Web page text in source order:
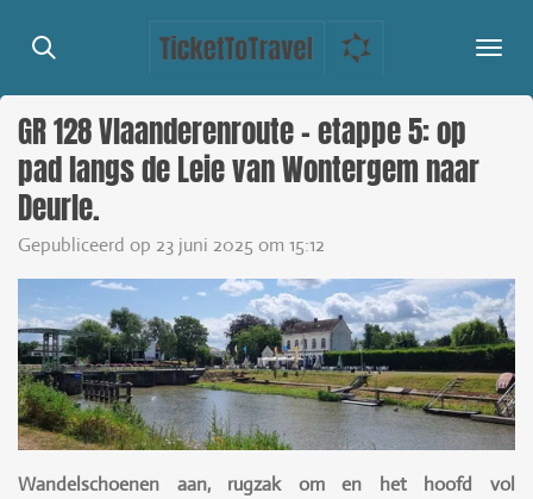
direct
de
hoofdinhoud
GR 128 Vlaanderenroute - etappe 5: op
pad langs de Leie van Wontergem naar
Deurle.
Gepubliceerd op 23 juni 2025 om 15:12
Wandelschoenen aan, rugzak om en het hoofd vol